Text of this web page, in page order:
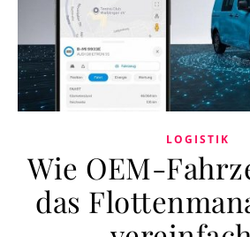
LOGISTIK
Wie OEM-
das